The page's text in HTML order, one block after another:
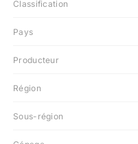
Classification
Pays
Producteur
Région
Sous-région